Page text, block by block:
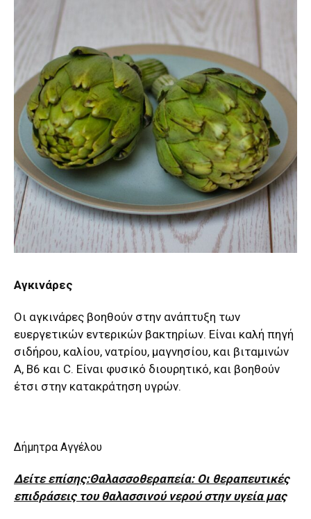
Αγκινάρες
Οι αγκινάρες βοηθούν στην ανάπτυξη των
ευεργετικών εντερικών βακτηρίων. Είναι καλή πηγή
σιδήρου, καλίου, νατρίου, μαγνησίου, και βιταμινών
Α, Β6 και C. Είναι φυσικό διουρητικό, και βοηθούν
έτσι στην κατακράτηση υγρών.
Δήμητρα Αγγέλου
Δείτε επίσης:Θαλασσοθεραπεία: Οι θεραπευτικές
επιδράσεις του θαλασσινού νερού στην υγεία μας